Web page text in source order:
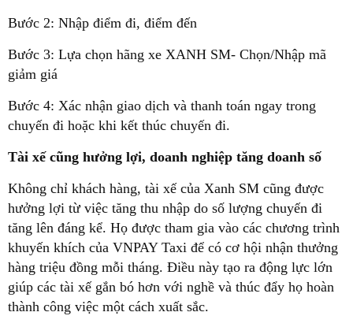
Bước 2: Nhập điểm đi, điểm đến
Bước 3: Lựa chọn hãng xe XANH SM- Chọn/Nhập mã
giảm giá
Bước 4: Xác nhận giao dịch và thanh toán ngay trong
chuyến đi hoặc khi kết thúc chuyến đi.
Tài xế cũng hưởng lợi, doanh nghiệp tăng doanh số
Không chỉ khách hàng, tài xế của Xanh SM cũng được
hưởng lợi từ việc tăng thu nhập do số lượng chuyến đi
tăng lên đáng kể. Họ được tham gia vào các chương trình
khuyến khích của VNPAY Taxi để có cơ hội nhận thưởng
hàng triệu đồng mỗi tháng. Điều này tạo ra động lực lớn
giúp các tài xế gắn bó hơn với nghề và thúc đẩy họ hoàn
thành công việc một cách xuất sắc.